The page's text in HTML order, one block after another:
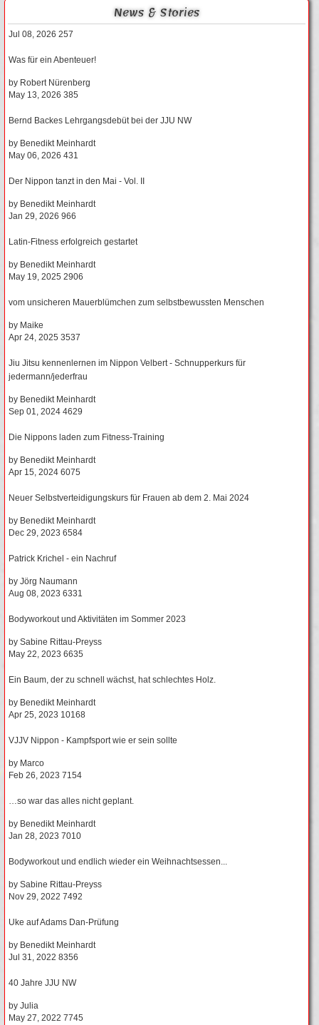
News & Stories
Jul 08, 2026 257
Was für ein Abenteuer!
by Robert Nürenberg
May 13, 2026 385
Bernd Backes Lehrgangsdebüt bei der JJU NW
by Benedikt Meinhardt
May 06, 2026 431
Der Nippon tanzt in den Mai - Vol. II
by Benedikt Meinhardt
Jan 29, 2026 966
Latin-Fitness erfolgreich gestartet
by Benedikt Meinhardt
May 19, 2025 2906
vom unsicheren Mauerblümchen zum selbstbewussten Menschen
by Maike
Apr 24, 2025 3537
Jiu Jitsu kennenlernen im Nippon Velbert - Schnupperkurs für
jedermann/jederfrau
by Benedikt Meinhardt
Sep 01, 2024 4629
Die Nippons laden zum Fitness-Training
by Benedikt Meinhardt
Apr 15, 2024 6075
Neuer Selbstverteidigungskurs für Frauen ab dem 2. Mai 2024
by Benedikt Meinhardt
Dec 29, 2023 6584
Patrick Krichel - ein Nachruf
by Jörg Naumann
Aug 08, 2023 6331
Bodyworkout und Aktivitäten im Sommer 2023
by Sabine Rittau-Preyss
May 22, 2023 6635
Ein Baum, der zu schnell wächst, hat schlechtes Holz.
by Benedikt Meinhardt
Apr 25, 2023 10168
VJJV Nippon - Kampfsport wie er sein sollte
by Marco
Feb 26, 2023 7154
…so war das alles nicht geplant.
by Benedikt Meinhardt
Jan 28, 2023 7010
Bodyworkout und endlich wieder ein Weihnachtsessen...
by Sabine Rittau-Preyss
Nov 29, 2022 7492
Uke auf Adams Dan-Prüfung
by Benedikt Meinhardt
Jul 31, 2022 8356
40 Jahre JJU NW
by Julia
May 27, 2022 7745